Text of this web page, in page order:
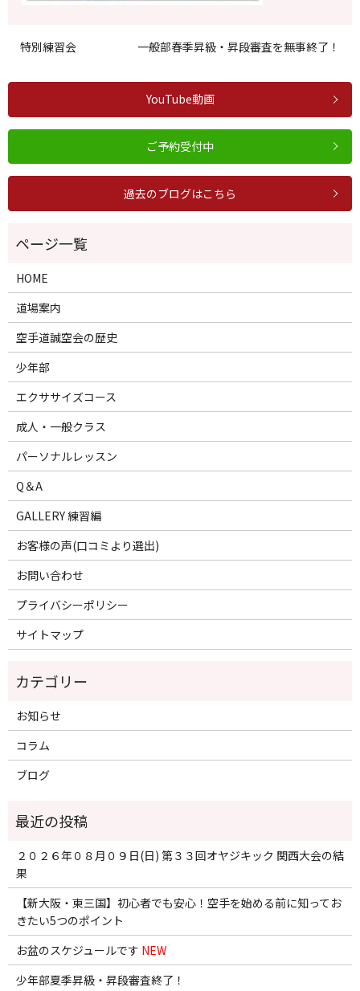
特別練習会 一般部春季昇級・昇段審査を無事終了！
YouTube動画
ご予約受付中
過去のブログはこちら
HOME
道場案内
空手道誠空会の歴史
少年部
エクササイズコース
成人・一般クラス
パーソナルレッスン
Q＆A
GALLERY 練習編
お客様の声(口コミより選出)
お問い合わせ
プライバシーポリシー
サイトマップ
お知らせ
コラム
ブログ
２０２６年０８月０９日(日) 第３３回オヤジキック 関西大会の結
果
【新大阪・東三国】初心者でも安心！空手を始める前に知ってお
きたい5つのポイント
お盆のスケジュールです NEW
少年部夏季昇級・昇段審査終了！